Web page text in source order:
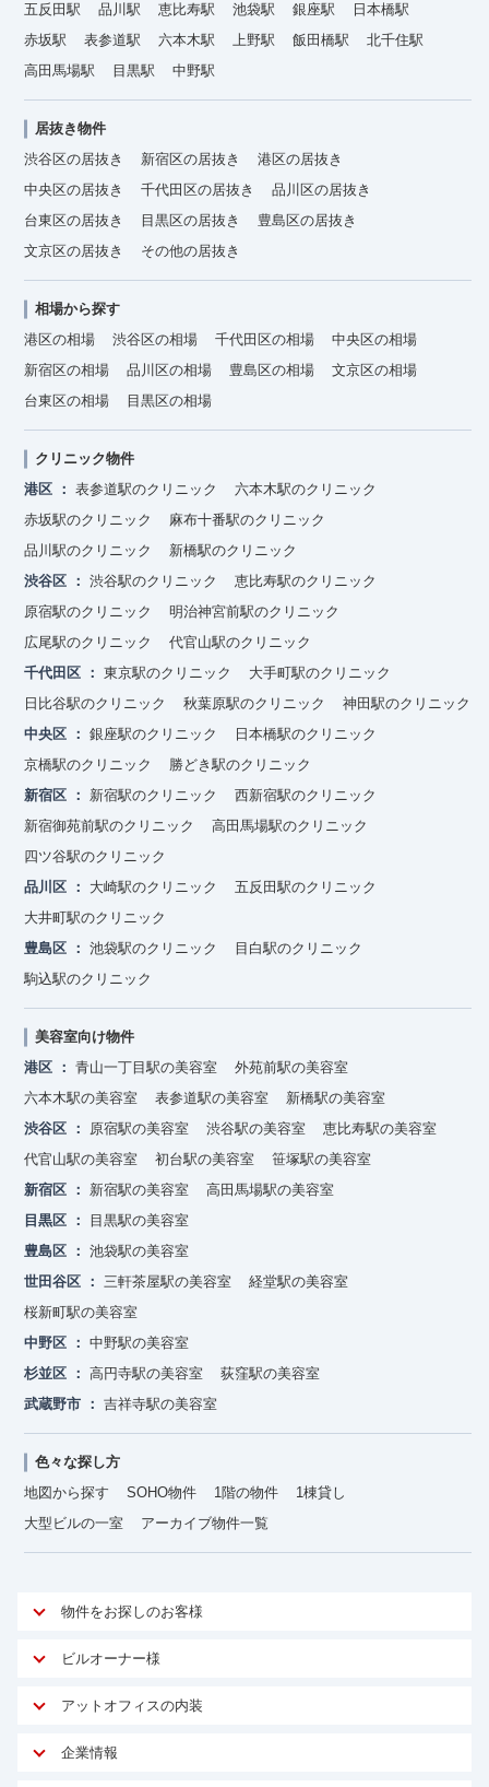
五反田駅
品川駅 恵比寿駅 池袋駅 銀座駅
日本橋駅
赤坂駅
表参道駅 六本木駅 上野駅 飯田橋駅
北千住駅
高田馬場駅
目黒駅 中野駅
居抜き物件
渋谷区の居抜き
新宿区の居抜き
港区の居抜き
中央区の居抜き
千代田区の居抜き
品川区の居抜き
台東区の居抜き
目黒区の居抜き
豊島区の居抜き
文京区の居抜き
その他の居抜き
相場から探す
港区の相場
渋谷区の相場 千代田区の相場
中央区の相場
新宿区の相場
品川区の相場 豊島区の相場
文京区の相場
台東区の相場
目黒区の相場
クリニック物件
港区
表参道駅のクリニック
六本木駅のクリニック
赤坂駅のクリニック
麻布十番駅のクリニック
品川駅のクリニック
新橋駅のクリニック
渋谷区
渋谷駅のクリニック
恵比寿駅のクリニック
原宿駅のクリニック
明治神宮前駅のクリニック
広尾駅のクリニック
代官山駅のクリニック
千代田区
東京駅のクリニック
大手町駅のクリニック
日比谷駅のクリニック
秋葉原駅のクリニック
神田駅のクリニック
中央区
銀座駅のクリニック
日本橋駅のクリニック
京橋駅のクリニック
勝どき駅のクリニック
新宿区
新宿駅のクリニック
西新宿駅のクリニック
新宿御苑前駅のクリニック
高田馬場駅のクリニック
四ツ谷駅のクリニック
品川区
大崎駅のクリニック
五反田駅のクリニック
大井町駅のクリニック
豊島区
池袋駅のクリニック
目白駅のクリニック
駒込駅のクリニック
美容室向け物件
港区
青山一丁目駅の美容室
外苑前駅の美容室
六本木駅の美容室
表参道駅の美容室
新橋駅の美容室
渋谷区
原宿駅の美容室 渋谷駅の美容室
恵比寿駅の美容室
代官山駅の美容室
初台駅の美容室
笹塚駅の美容室
新宿区
新宿駅の美容室
高田馬場駅の美容室
目黒区
目黒駅の美容室
豊島区
池袋駅の美容室
世田谷区
三軒茶屋駅の美容室
経堂駅の美容室
桜新町駅の美容室
中野区
中野駅の美容室
杉並区
高円寺駅の美容室
荻窪駅の美容室
武蔵野市
吉祥寺駅の美容室
色々な探し方
地図から探す
SOHO物件 1階の物件
1棟貸し
大型ビルの一室
アーカイブ物件一覧
物件をお探しのお客様
アットオフィスが選ばれる理由
ご契約者様インタビュー
オフィスお役立ちコラム
ビルオーナー様
オーナー様向けサービス
マイソク作成
アットオフィスの内装
サービス内容
企業情報